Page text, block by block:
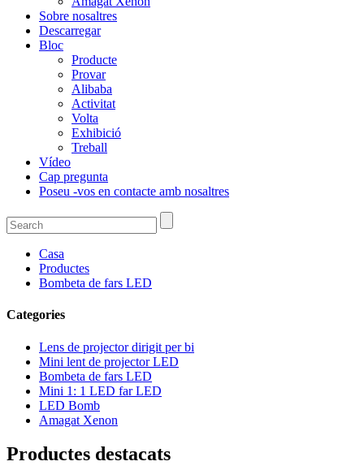
Sobre nosaltres
Descarregar
Bloc
Producte
Provar
Alibaba
Activitat
Volta
Exhibició
Treball
Vídeo
Cap pregunta
Poseu -vos en contacte amb nosaltres
Casa
Productes
Bombeta de fars LED
Categories
Lens de projector dirigit per bi
Mini lent de projector LED
Bombeta de fars LED
Mini 1: 1 LED far LED
LED Bomb
Amagat Xenon
Productes destacats